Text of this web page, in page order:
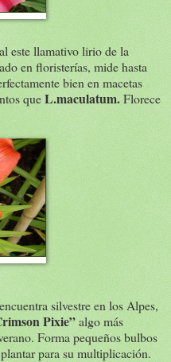
este llamativo lirio de la
en floristerías, mide hasta
bien en macetas
queL.maculatum.Florece
silvestre en los Alpes,
Pixie”algo más
Forma pequeños bulbos
para su multiplicación.